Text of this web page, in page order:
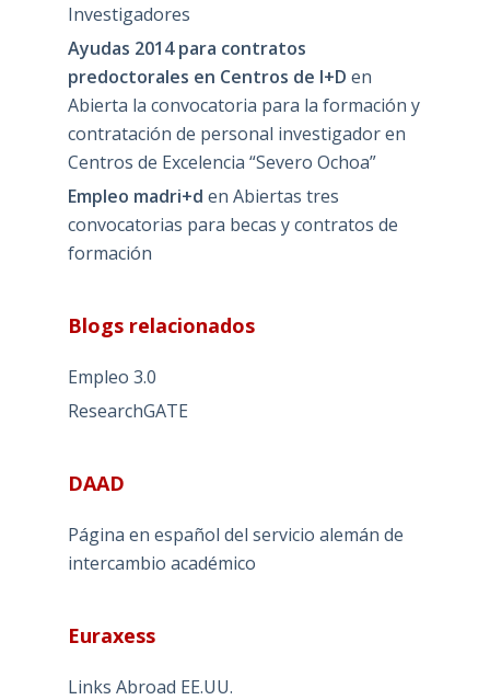
Investigadores
Ayudas 2014 para contratos
predoctorales en Centros de I+D en
Abierta la convocatoria para la formación y
contratación de personal investigador en
Centros de Excelencia “Severo Ochoa”
Empleo madri+d en Abiertas tres
convocatorias para becas y contratos de
formación
Blogs relacionados
Empleo 3.0
ResearchGATE
DAAD
Página en español del servicio alemán de
intercambio académico
Euraxess
Links Abroad EE.UU.